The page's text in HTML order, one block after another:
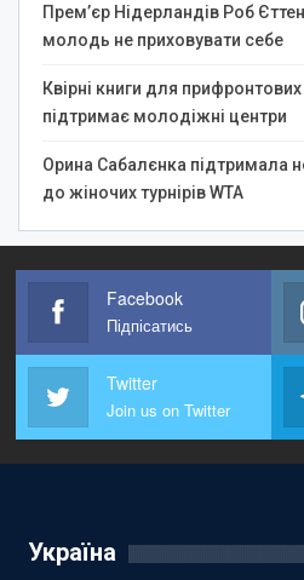
Прем’єр Нідерландів Роб
молодь не приховувати себе
Квірні книги для
підтримає молодіжні центри
Орина Сабалєнка підтримала
до жіночих турнірів WTA
Facebook
Підпісатись
Twitter
Join us on Twitter
Україна